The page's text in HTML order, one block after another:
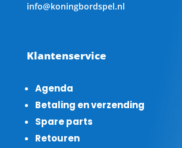
info@koningbordspel.nl
Klantenservice
Agenda
Betaling en verzending
Spare parts
Retouren